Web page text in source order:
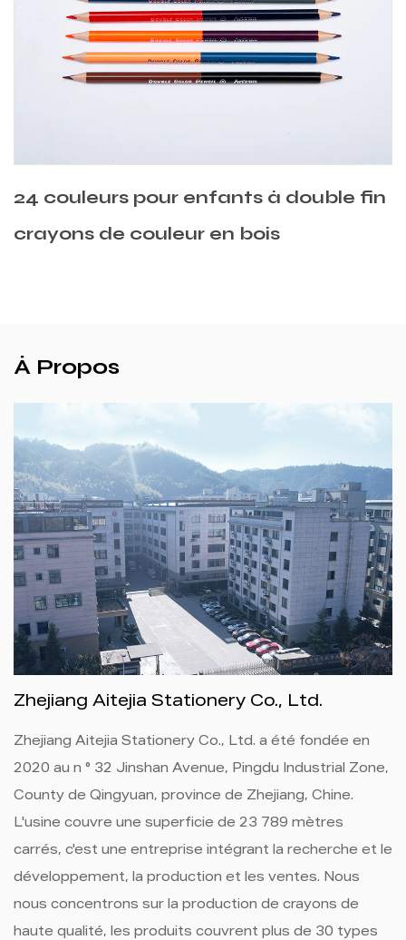
fin
Crayons de couleur mélangée
en cèdre
À Propos
Zhejiang Aitejia Stationery Co., Ltd.
Zhejiang Aitejia Stationery Co., Ltd. a été fondée en
2020 au n ° 32 Jinshan Avenue, Pingdu Industrial Zone,
County de Qingyuan, province de Zhejiang, Chine.
L'usine couvre une superficie de 23 789 mètres
carrés, c'est une entreprise intégrant la recherche et le
développement, la production et les ventes. Nous
nous concentrons sur la production de crayons de
haute qualité, les produits couvrent plus de 30 types